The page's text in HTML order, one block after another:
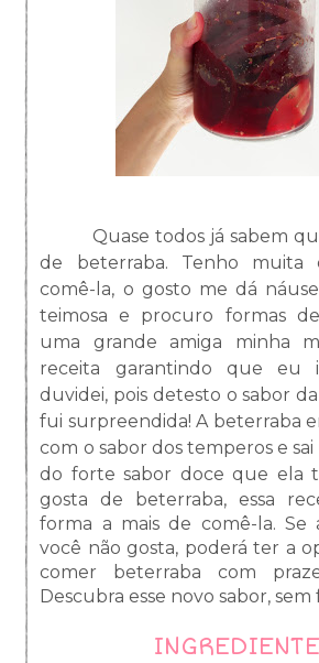
Quase todos já sabem
de beterraba. Tenho muita
comê-la, o gosto me dá
teimosa e procuro formas
uma grande amiga minha
receita garantindo que eu
duvidei, pois detesto o sabor
fui surpreendida! A beterraba
com o sabor dos temperos e
do forte sabor doce que ela
gosta de beterraba, essa
forma a mais de comê-la. Se
você não gosta, poderá ter a
comer beterraba com
Descubra esse novo sabor, sem